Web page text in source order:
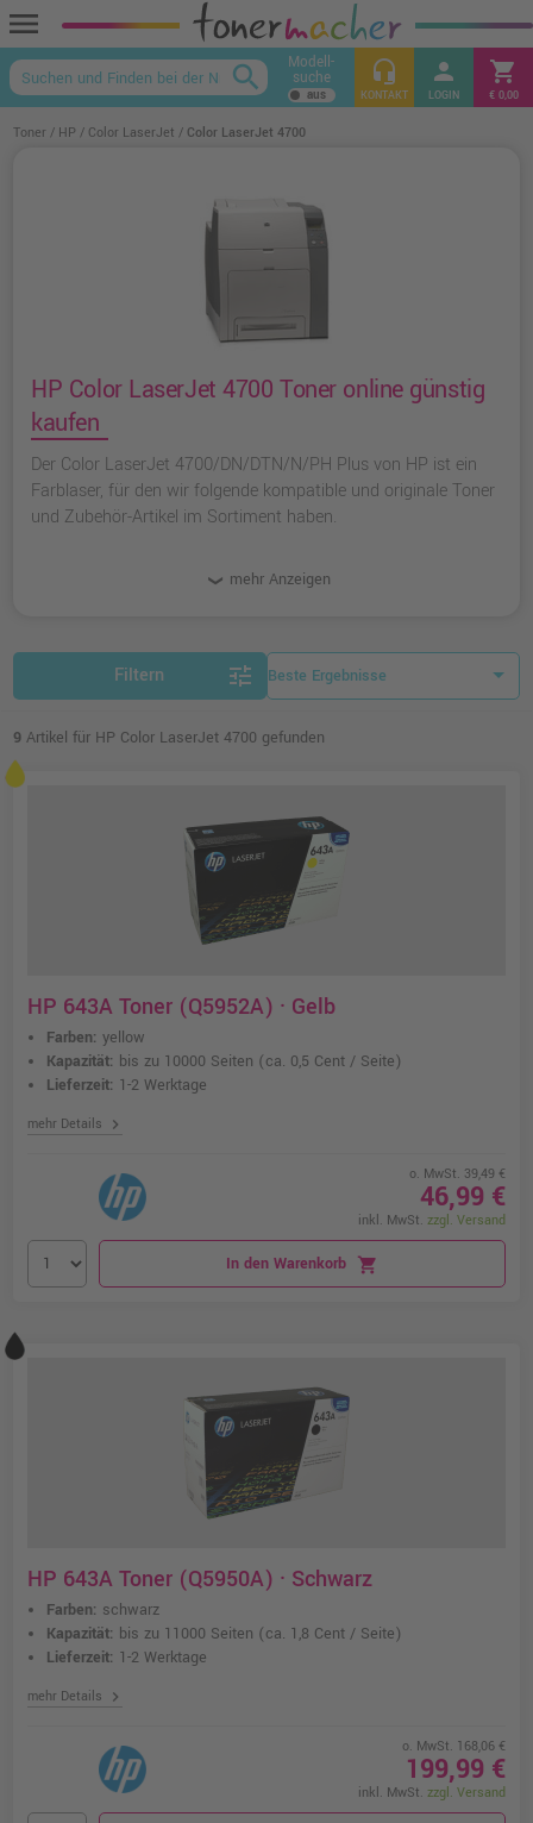
menu
keyboard_arrow_up
search Modell-
suche headset_mic
KONTAKT
person
LOGIN
shopping_cart
€ 0,00
Toner HP Color LaserJet Color LaserJet 4700
HP Color LaserJet 4700 Toner online günstig
kaufen
Der Color LaserJet 4700/DN/DTN/N/PH Plus von HP ist ein
Farblaser, für den wir folgende kompatible und originale Toner
und Zubehör-Artikel im Sortiment haben.
mehr Anzeigen
Filtern tune
9 Artikel für HP Color LaserJet 4700 gefunden
HP 643A Toner (Q5952A) · Gelb
Farben: yellow
Kapazität: bis zu 10000 Seiten (ca. 0,5 Cent / Seite)
Lieferzeit: 1-2 Werktage
mehr Details chevron_right
o. MwSt. 39,49 €
46,99 €
inkl. MwSt. zzgl. Versand
In den Warenkorb shopping_cart
HP 643A Toner (Q5950A) · Schwarz
Farben: schwarz
Kapazität: bis zu 11000 Seiten (ca. 1,8 Cent / Seite)
Lieferzeit: 1-2 Werktage
mehr Details chevron_right
o. MwSt. 168,06 €
199,99 €
inkl. MwSt. zzgl. Versand